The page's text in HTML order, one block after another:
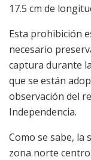
17.5 cm de
Esta prohibición
necesario
captura durante
que se están
observación del
Independencia.
Como se sabe, la
zona norte